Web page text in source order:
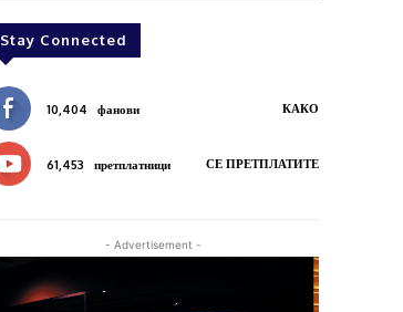
Stay Connected
10,404 фанови КАКО
61,453 претплатници СЕ ПРЕТПЛАТИТЕ
- Advertisement -